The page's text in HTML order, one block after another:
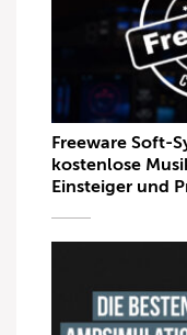
Freeware Soft-
kostenlose
Einsteiger und